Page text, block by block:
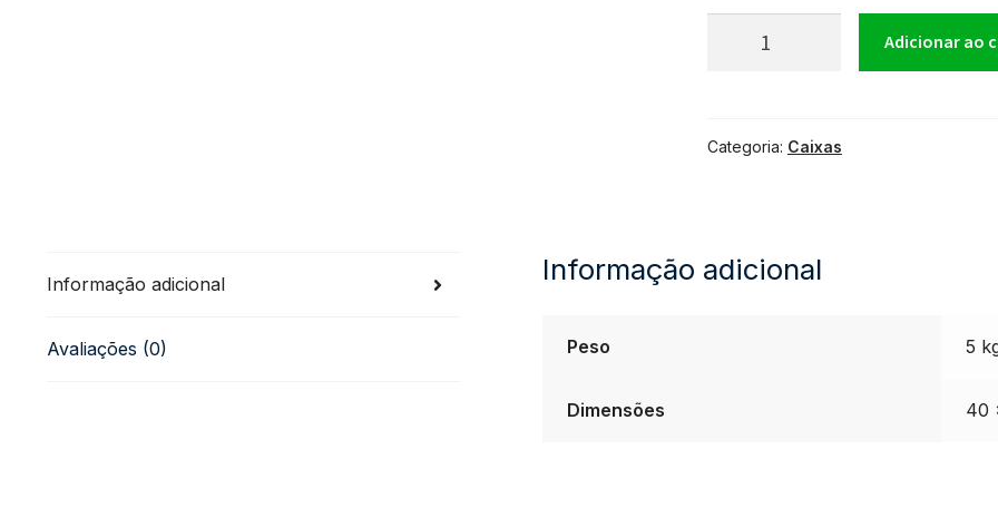
Amplificador
Som
Profissional
Adicionar ao
Categoria: Caixas
Informação adicional
Avaliações (0)
Informação adicional
Peso 5
Dimensões 40